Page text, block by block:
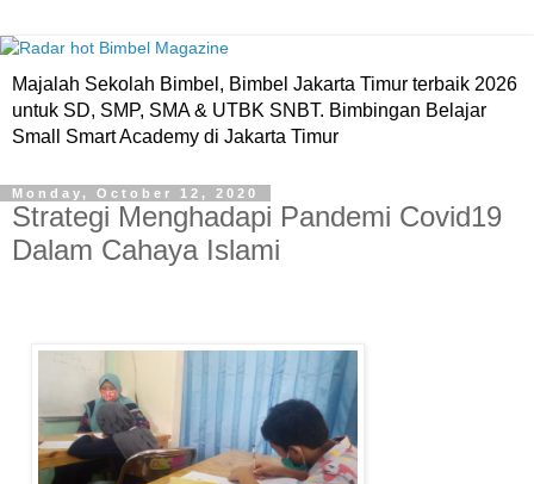
Majalah Sekolah Bimbel, Bimbel Jakarta Timur terbaik 2026
untuk SD, SMP, SMA & UTBK SNBT. Bimbingan Belajar
Small Smart Academy di Jakarta Timur
Monday, October 12, 2020
Strategi Menghadapi Pandemi Covid19
Dalam Cahaya Islami